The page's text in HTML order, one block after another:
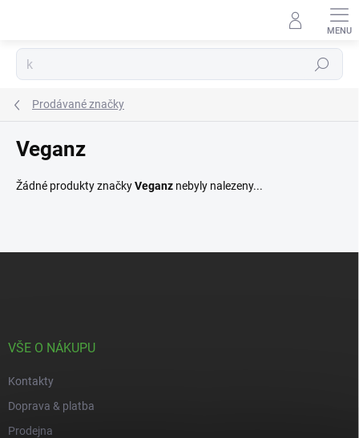
Hledat
Prodávané značky
Veganz
Žádné produkty značkyVeganz nebyly nalezeny...
VŠE O NÁKUPU
Kontakty
Doprava & platba
Prodejna